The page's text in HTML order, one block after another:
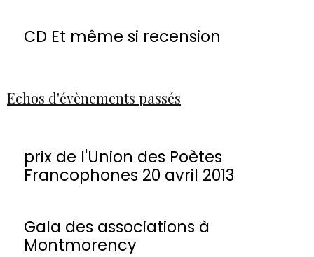
CD Et même si recension
Echos d'évènements passés
prix de l'Union des Poètes
Francophones 20 avril 2013
Gala des associations à
Montmorency